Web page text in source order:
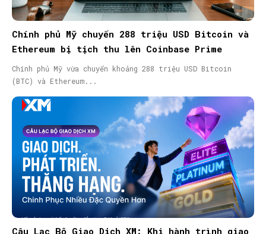
Chính phủ Mỹ chuyển 288 triệu USD Bitcoin và
Ethereum bị tịch thu lên Coinbase Prime
Chính phủ Mỹ vừa chuyển khoảng 288 triệu USD Bitcoin
(BTC) và Ethereum...
Câu Lạc Bộ Giao Dịch XM: Khi hành trình giao